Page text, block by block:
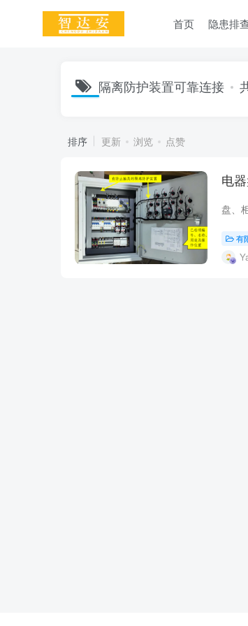
首页 隐患排
隔离防护装置可靠连接
排序 更新 浏览 点赞
电
有